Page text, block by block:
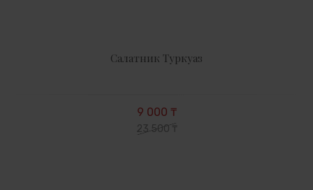
Салатник Туркуаз
9 000 ₸
23 500 ₸